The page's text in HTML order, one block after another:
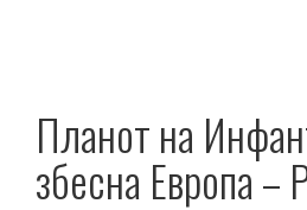
Планот на
збесна Европа –